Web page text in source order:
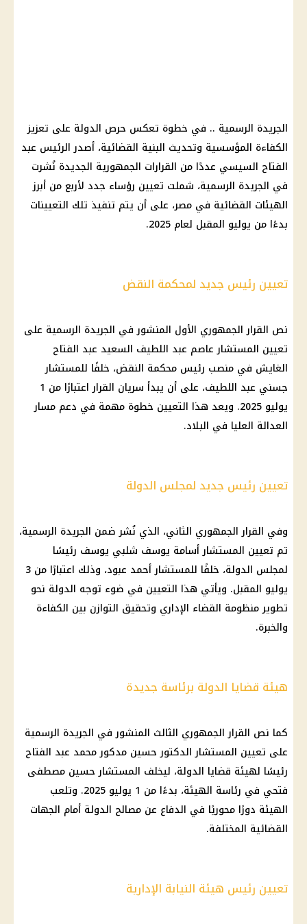
الجريدة الرسمية .. في خطوة تعكس حرص الدولة على تعزيز
الكفاءة المؤسسية وتحديث البنية القضائية، أصدر الرئيس عبد
الفتاح السيسي عددًا من القرارات الجمهورية الجديدة نُشرت
في الجريدة الرسمية، شملت تعيين رؤساء جدد لأربع من أبرز
الهيئات القضائية في مصر، على أن يتم تنفيذ تلك التعيينات
بدءًا من يوليو المقبل لعام 2025.
تعيين رئيس جديد لمحكمة النقض
نص القرار الجمهوري الأول المنشور في الجريدة الرسمية على
تعيين المستشار عاصم عبد اللطيف السعيد عبد الفتاح
الغايش في منصب رئيس محكمة النقض، خلفًا للمستشار
جسني عبد اللطيف، على أن يبدأ سريان القرار اعتبارًا من 1
يوليو 2025. ويعد هذا التعيين خطوة مهمة في دعم مسار
العدالة العليا في البلاد.
تعيين رئيس جديد لمجلس الدولة
وفي القرار الجمهوري الثاني، الذي نُشر ضمن الجريدة الرسمية،
تم تعيين المستشار أسامة يوسف شلبي يوسف رئيسًا
لمجلس الدولة، خلفًا للمستشار أحمد عبود، وذلك اعتبارًا من 3
يوليو المقبل. ويأتي هذا التعيين في ضوء توجه الدولة نحو
تطوير منظومة القضاء الإداري وتحقيق التوازن بين الكفاءة
والخبرة.
هيئة قضايا الدولة برئاسة جديدة
كما نص القرار الجمهوري الثالث المنشور في الجريدة الرسمية
على تعيين المستشار الدكتور حسين مدكور محمد عبد الفتاح
رئيسًا لهيئة قضايا الدولة، ليخلف المستشار حسين مصطفى
فتحي في رئاسة الهيئة، بدءًا من 1 يوليو 2025. وتلعب
الهيئة دورًا محوريًا في الدفاع عن مصالح الدولة أمام الجهات
القضائية المختلفة.
تعيين رئيس هيئة النيابة الإدارية